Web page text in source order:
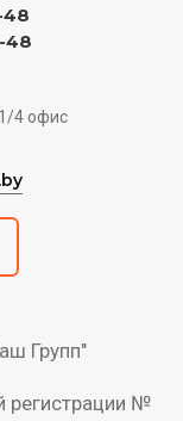
Групп"
регистрации №
48
48
4 офис